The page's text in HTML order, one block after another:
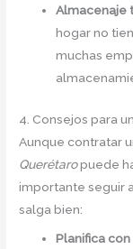
Almacenaje
hogar no
muchas
4. Consejos para
Aunque contratar
Querétaropuede
importante seguir
salga bien:
Planifica